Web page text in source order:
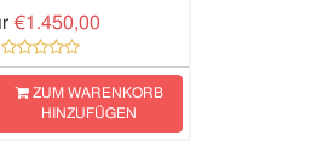
€1.450,00
ZUM WARENKORB
HINZUFÜGEN